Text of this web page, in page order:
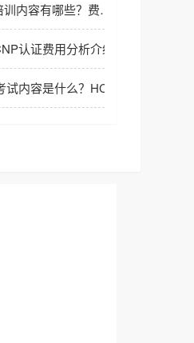
华为hcip培训内容有哪些？费用是多少？
认证费用分析介绍